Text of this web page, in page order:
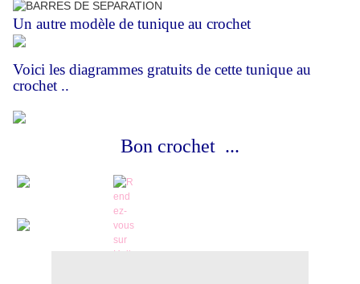
Un autre modèle de tunique au crochet
Voici les diagrammes gratuits de cette tunique au
crochet ..
Bon crochet ...